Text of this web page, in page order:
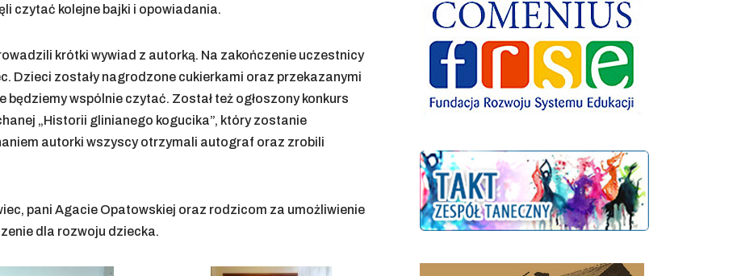
czytać kolejne bajki i opowiadania.
krótki wywiad z autorką. Na zakończenie uczestnicy
Dzieci zostały nagrodzone cukierkami oraz przekazanymi
wspólnie czytać. Został też ogłoszony konkurs
„Historii glinianego kogucika”, który zostanie
autorki wszyscy otrzymali autograf oraz zrobili
pani Agacie Opatowskiej oraz rodzicom za umożliwienie
dla rozwoju dziecka.